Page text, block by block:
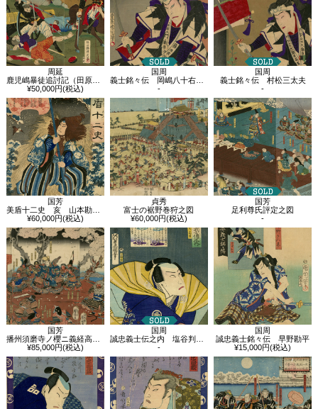
周延
鹿児嶋暴徒追討記（田原坂の戦）
¥50,000円(税込)
国周
義士銘々伝 岡嶋八十右衛門
-
国周
義士銘々伝 村松三太夫
-
国芳
美盾十二史 亥 山本勘助晴吉
¥60,000円(税込)
貞秀
富士の裾野巻狩之図
¥60,000円(税込)
国芳
足利尊氏評定之図
-
国芳
播州須磨寺ノ櫻ニ義経高札ヲ立ル図
¥85,000円(税込)
国周
誠忠義士伝之内 塩谷判官高貞
-
国周
誠忠義士銘々伝 早野勘平
¥15,000円(税込)